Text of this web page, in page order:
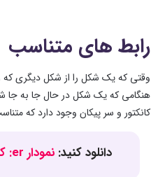
رابط های متناسب
کانکتور و سر پیکان وجود دارد که
دانلود کنید: نمودار er: کاربرد، مراحل ایجاد و همه نکات کاربردی